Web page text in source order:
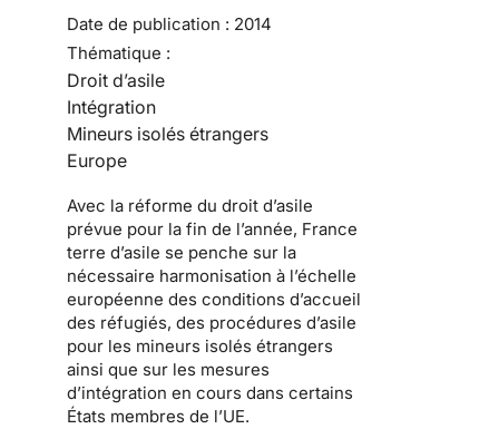
Date de publication : 2014
Thématique :
Droit d’asile
Intégration
Mineurs isolés étrangers
Europe
Avec la réforme du droit d’asile
prévue pour la fin de l’année, France
terre d’asile se penche sur la
nécessaire harmonisation à l’échelle
européenne des conditions d’accueil
des réfugiés, des procédures d’asile
pour les mineurs isolés étrangers
ainsi que sur les mesures
d’intégration en cours dans certains
États membres de l’UE.